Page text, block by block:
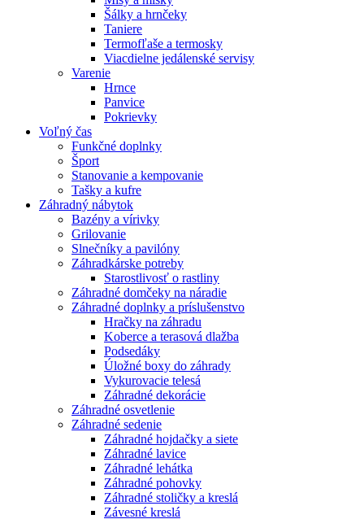
Šálky a hrnčeky
Taniere
Termofľaše a termosky
Viacdielne jedálenské servisy
Varenie
Hrnce
Panvice
Pokrievky
Voľný čas
Funkčné doplnky
Šport
Stanovanie a kempovanie
Tašky a kufre
Záhradný nábytok
Bazény a vírivky
Grilovanie
Slnečníky a pavilóny
Záhradkárske potreby
Starostlivosť o rastliny
Záhradné domčeky na náradie
Záhradné doplnky a príslušenstvo
Hračky na záhradu
Koberce a terasová dlažba
Podsedáky
Úložné boxy do záhrady
Vykurovacie telesá
Záhradné dekorácie
Záhradné osvetlenie
Záhradné sedenie
Záhradné hojdačky a siete
Záhradné lavice
Záhradné lehátka
Záhradné pohovky
Záhradné stoličky a kreslá
Závesné kreslá